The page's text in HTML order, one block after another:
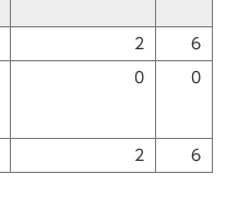
2 6
0 0
2 6